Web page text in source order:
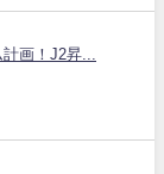
画！J2昇...